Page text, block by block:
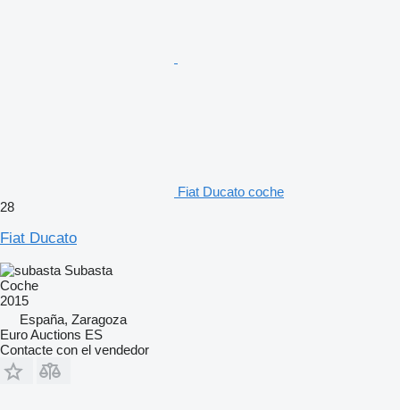
Fiat Ducato coche
28
Fiat Ducato
Subasta
Coche
2015
España, Zaragoza
Euro Auctions ES
Contacte con el vendedor